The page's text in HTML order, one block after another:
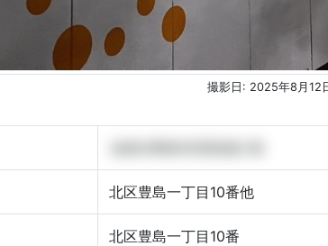
撮影日: 2025年8月12
北区豊島一丁目10番他
北区豊島一丁目10番